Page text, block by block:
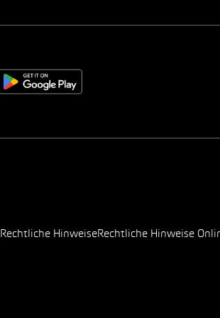
Rechtliche HinweiseRechtliche Hinweise